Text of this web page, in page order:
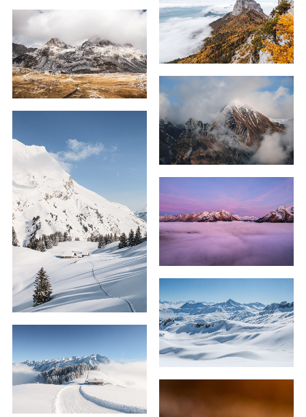
59,00€–239,00€
59,00€ –179,00 €
59,00€–129,00 €
59,00€–179,00€
59,00€–129,00€
59,00€–119,00€
59,00€–159,00€